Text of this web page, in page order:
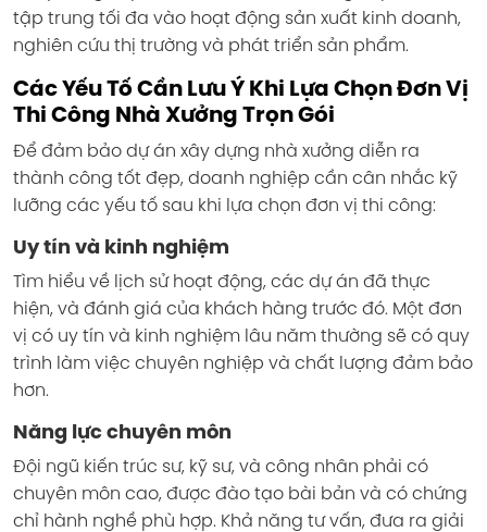
tập trung tối đa vào hoạt động sản xuất kinh doanh,
nghiên cứu thị trường và phát triển sản phẩm.
Các Yếu Tố Cần Lưu Ý Khi Lựa Chọn Đơn Vị
Thi Công Nhà Xưởng Trọn Gói
Để đảm bảo dự án xây dựng nhà xưởng diễn ra
thành công tốt đẹp, doanh nghiệp cần cân nhắc kỹ
lưỡng các yếu tố sau khi lựa chọn đơn vị thi công:
Uy tín và kinh nghiệm
Tìm hiểu về lịch sử hoạt động, các dự án đã thực
hiện, và đánh giá của khách hàng trước đó. Một đơn
vị có uy tín và kinh nghiệm lâu năm thường sẽ có quy
trình làm việc chuyên nghiệp và chất lượng đảm bảo
hơn.
Năng lực chuyên môn
Đội ngũ kiến trúc sư, kỹ sư, và công nhân phải có
chuyên môn cao, được đào tạo bài bản và có chứng
chỉ hành nghề phù hợp. Khả năng tư vấn, đưa ra giải